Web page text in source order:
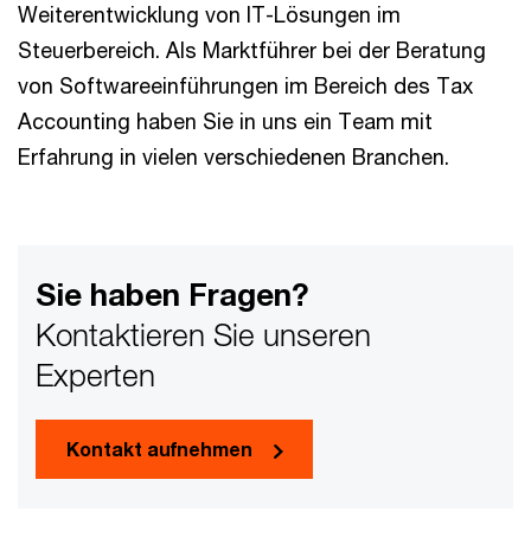
Weiterentwicklung von IT-Lösungen im
Steuerbereich. Als Marktführer bei der Beratung
von Softwareeinführungen im Bereich des Tax
Accounting haben Sie in uns ein Team mit
Erfahrung in vielen verschiedenen Branchen.
Sie haben Fragen?
Kontaktieren Sie unseren
Experten
Kontakt aufnehmen